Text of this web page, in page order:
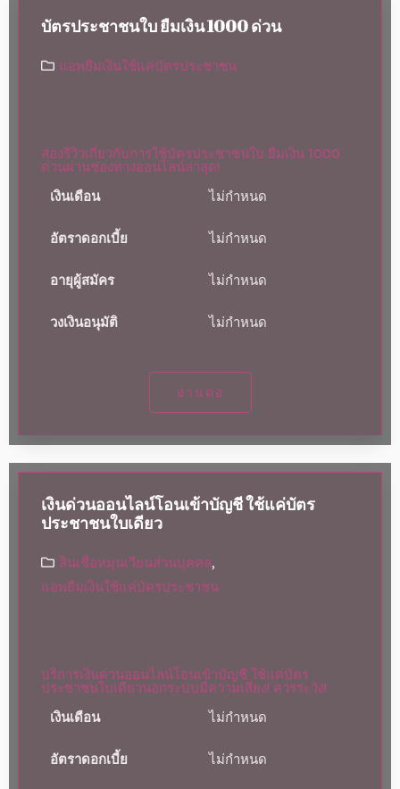
บัตรประชาชนใบ ยืมเงิน 1000 ด่วน
แอพยืมเงินใช้แค่บัตรประชาชน
ส่องรีวิวเกี่ยวกับการใช้บัตรประชาชนใบ ยืมเงิน 1000
ด่วนผ่านช่องทางออนไลน์ล่าสุด!
เงินเดือน
ไม่กำหนด
อัตราดอกเบี้ย ไม่กำหนด
อายุผู้สมัคร ไม่กำหนด
วงเงินอนุมัติ ไม่กำหนด
อ่านต่อ
เงินด่วนออนไลน์โอนเข้าบัญชี ใช้แค่บัตร
ประชาชนใบเดียว
สินเชื่อหมุนเวียนส่วนบุคคล,
แอพยืมเงินใช้แค่บัตรประชาชน
บริการเงินด่วนออนไลน์โอนเข้าบัญชี ใช้แค่บัตร
ประชาชนใบเดียวนอกระบบมีความเสี่ยง! ควรระวัง!
เงินเดือน
ไม่กำหนด
อัตราดอกเบี้ย ไม่กำหนด